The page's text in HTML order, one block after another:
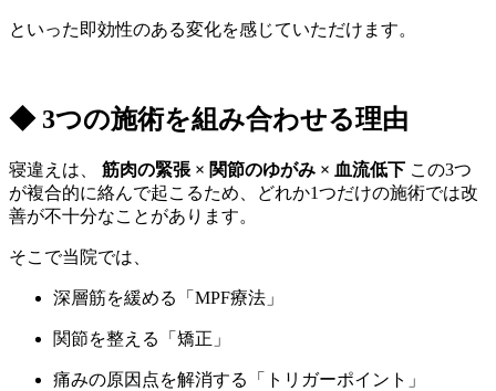
といった即効性のある変化を感じていただけます。
◆ 3つの施術を組み合わせる理由
寝違えは、 筋肉の緊張 × 関節のゆがみ × 血流低下 この3つ
が複合的に絡んで起こるため、どれか1つだけの施術では改
善が不十分なことがあります。
そこで当院では、
深層筋を緩める「MPF療法」
関節を整える「矯正」
痛みの原因点を解消する「トリガーポイント」